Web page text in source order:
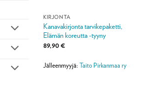
KIRJONTA
Kanavakirjonta tarvikepaketti,
Elämän koreutta -tyyny
89,90€
Jälleenmyyjä:Taito Pirkanmaa ry